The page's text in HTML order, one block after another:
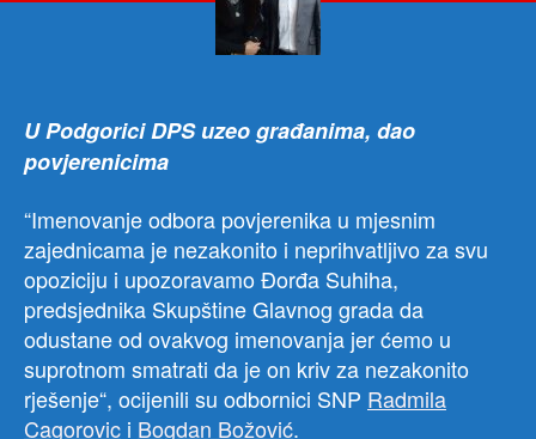
U Podgorici DPS uzeo građanima, dao
povjerenicima
“Imenovanje odbora povjerenika u mjesnim
zajednicama je nezakonito i neprihvatljivo za svu
opoziciju i upozoravamo Đorđa Suhiha,
predsjednika Skupštine Glavnog grada da
odustane od ovakvog imenovanja jer ćemo u
suprotnom smatrati da je on kriv za nezakonito
rješenje“, ocijenili su odbornici SNP Radmila
Cagorovic i Bogdan Božović.